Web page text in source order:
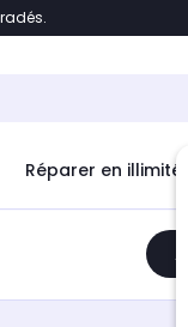
Accéder
Réparer en illimité